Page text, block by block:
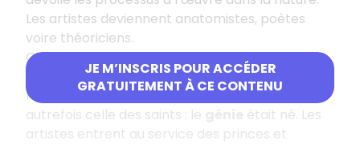
JE M’INSCRIS POUR ACCÉDER
GRATUITEMENT À CE CONTENU
Les artistes deviennent anatomistes, poètes
voire théoriciens.
Giorgio Vasari écrit la première histoire de l’art,
racontant la vie des grands artistes (Botticelli,
Raphaël, Michel-Ange) comme on racontait
autrefois celle des saints : le
était né. Les
artistes entrent au service des princes et